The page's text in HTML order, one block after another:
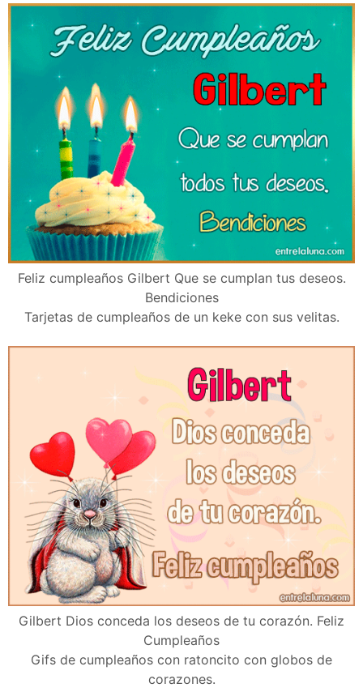
Feliz cumpleaños Gilbert Que se cumplan tus deseos.
Bendiciones
Tarjetas de cumpleaños de un keke con sus velitas.
Gilbert Dios conceda los deseos de tu corazón. Feliz
Cumpleaños
Gifs de cumpleaños con ratoncito con globos de
corazones.